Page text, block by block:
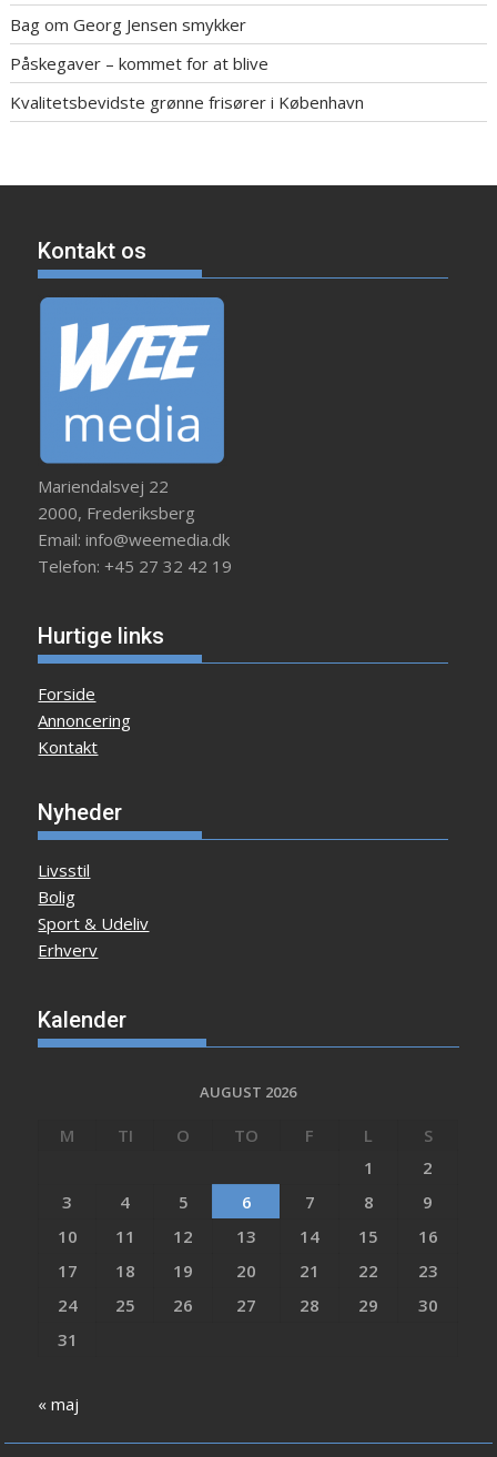
Bag om Georg Jensen smykker
Påskegaver – kommet for at blive
Kvalitetsbevidste grønne frisører i København
Kontakt os
Mariendalsvej 22
2000, Frederiksberg
Email: info@weemedia.dk
Telefon: +45 27 32 42 19
Hurtige links
Forside
Annoncering
Kontakt
Nyheder
Livsstil
Bolig
Sport & Udeliv
Erhverv
Kalender
AUGUST 2026
M TI O TO F L
S
1
2
3
4 5 6 7 8
9
10
11 12 13 14 15
16
17
18 19 20 21 22
23
24
25 26 27 28 29
30
31
« maj